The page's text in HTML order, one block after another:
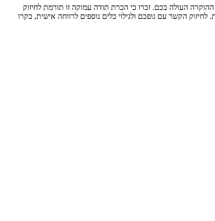
העולה בכם. זכרו כי הכרת תודה עמוקה זו תורמת לחיזוק
הקשר עם גופכם ולגילוי כלים נוספים לרווחה אישית, בקרו